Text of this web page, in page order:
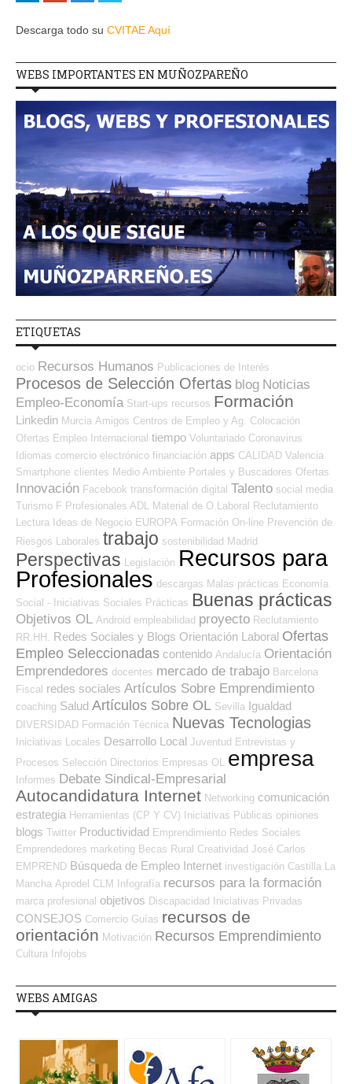
Descarga todo su CVITAE Aquí
WEBS IMPORTANTES EN MUÑOZPAREÑO
ETIQUETAS
ocio Recursos Humanos Publicaciones de Interés
Procesos de Selección Ofertas blog Noticias
Empleo-Economía Start-ups recursos Formación
Linkedin Murcia Amigos Centros de Empleo y Ag. Colocación
Ofertas Empleo Internacional tiempo Voluntariado Coronavirus
Idiomas comercio electrónico financiación apps CALIDAD Valencia
Smartphone clientes Medio Ambiente Portales y Buscadores Ofertas
Innovación Facebook transformación digital Talento social media
Turismo F Profesionales ADL Material de O.Laboral
Reclutamiento
Lectura
Ideas de Negocio EUROPA Formación On-line Prevención de
Riesgos Laborales trabajo sostenibilidad Madrid
Perspectivas Legislación Recursos para
Profesionales descargas Malas prácticas Economía
Social - Iniciativas Sociales Prácticas Buenas prácticas
Objetivos OL Android empleabilidad proyecto Reclutamiento
RR.HH.
Redes Sociales y Blogs Orientación Laboral Ofertas
Empleo Seleccionadas contenido Andalucía Orientación
Emprendedores docentes mercado de trabajo Barcelona
Fiscal redes sociales Artículos Sobre Emprendimiento
coaching Salud Artículos Sobre OL Sevilla Igualdad
DIVERSIDAD Formación Técnica Nuevas Tecnologias
Iniciativas Locales Desarrollo Local Juventud Entrevistas y
Procesos Selección Directorios Empresas OL empresa
Informes Debate Sindical-Empresarial
Autocandidatura Internet Networking comunicación
estrategia Herramientas (CP Y CV) Iniciativas Públicas opiniones
blogs Twitter Productividad Emprendimiento Redes Sociales
Emprendedores marketing Becas Rural Creatividad José Carlos
EMPREND Búsqueda de Empleo Internet investigación Castilla La
Mancha Aprodel CLM Infografía recursos para la formación
marca profesional objetivos Discapacidad Iniciativas Privadas
CONSEJOS Comercio Guías recursos de
orientación Motivación Recursos Emprendimiento
Cultura Infojobs
WEBS AMIGAS